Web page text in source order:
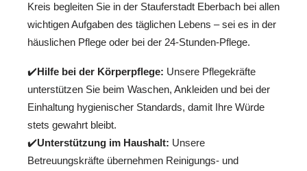
Kreis begleiten Sie in der Stauferstadt Eberbach bei allen
wichtigen Aufgaben des täglichen Lebens – sei es in der
häuslichen Pflege oder bei der 24-Stunden-Pflege.
✔️Hilfe bei der Körperpflege: Unsere Pflegekräfte
unterstützen Sie beim Waschen, Ankleiden und bei der
Einhaltung hygienischer Standards, damit Ihre Würde
stets gewahrt bleibt.
✔️Unterstützung im Haushalt: Unsere
Betreuungskräfte übernehmen Reinigungs- und